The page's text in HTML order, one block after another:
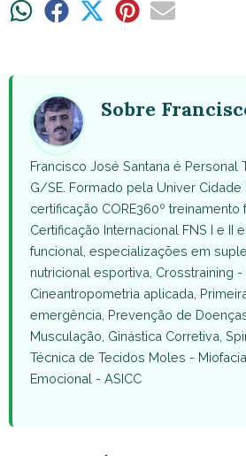
ShareShare ShareShareShare
Sobre
Francisco José Santana é Personal
G/SE. Formado pela Univer Cidade
certificação CORE360º treinamento
Certificação Internacional FNS I e II
funcional, especializações em
nutricional esportiva, Crosstraining -
Cineantropometria aplicada,
emergência, Prevenção de
Musculação, Ginástica Corretiva,
Técnica de Tecidos Moles -
Emocional - ASICC